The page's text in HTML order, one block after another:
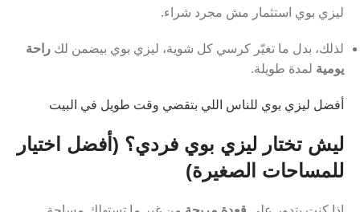
ليزي بوي استثمار مش مجرد شراء.
لذلك، بدل ما تغيّر كرسي كل شوية، ليزي بوي بيضمن لك راحة
يومية لمدة طويلة.
أفضل ليزي بوي للناس اللي بتقضي وقت طويل في البيت
ليش تختار ليزي بوي فردي؟ (أفضل اختيار
للمساحات الصغيرة)